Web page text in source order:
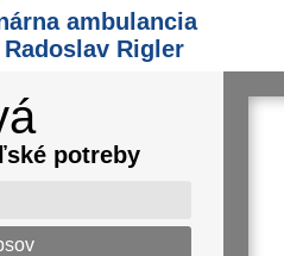
ambulancia
Radoslav Rigler
potreby